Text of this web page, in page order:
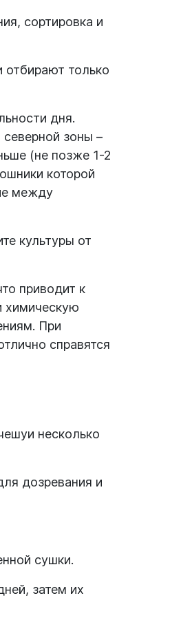
сортировка и
отбирают только
дня.
зоны –
(не позже 1-2
которой
между
культуры от
приводит к
химическую
При
справятся
несколько
дозревания и
сушки.
затем их